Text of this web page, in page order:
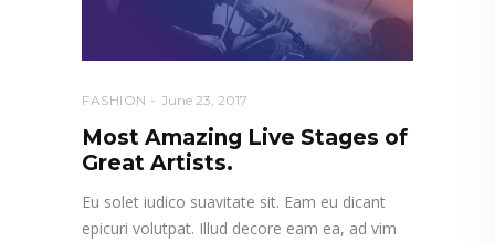
FASHION June 23, 2017
Most Amazing Live Stages of
Great Artists.
Eu solet iudico suavitate sit. Eam eu dicant
epicuri volutpat. Illud decore eam ea, ad vim